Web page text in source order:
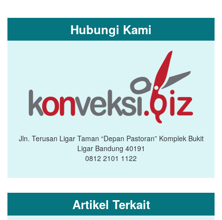
Hubungi Kami
Jln. Terusan Ligar Taman “Depan Pastoran” Komplek Bukit
Ligar Bandung 40191
0812 2101 1122
Artikel Terkait